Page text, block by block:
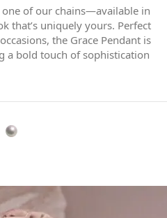
one of our chains—available in
that’s uniquely yours. Perfect
the Grace Pendant is
a bold touch of sophistication